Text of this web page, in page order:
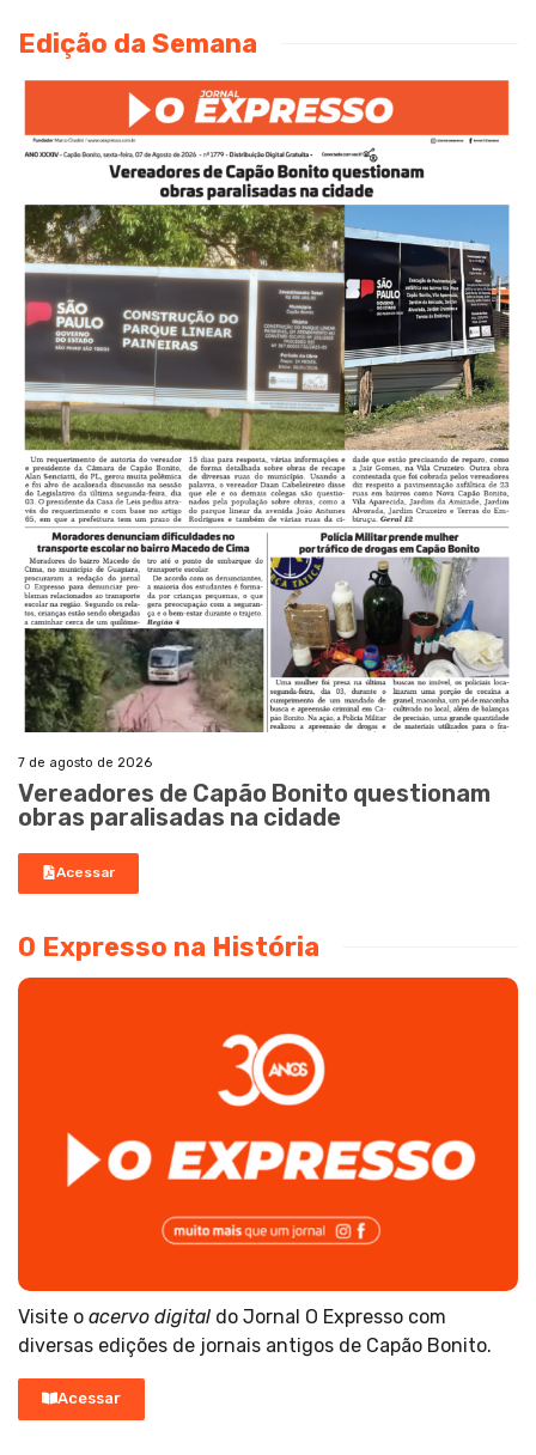
Edição da Semana
7 de agosto de 2026
Vereadores de Capão Bonito questionam
obras paralisadas na cidade
Acessar
O Expresso na História
Visite o acervo digital do Jornal O Expresso com
diversas edições de jornais antigos de Capão Bonito.
Acessar